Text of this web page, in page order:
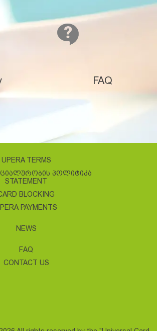
FAQ
UPERA TERMS
ᲞᲝᲚᲘᲢᲘᲙᲐ
STATEMENT
BLOCKING
PAYMENTS
NEWS
FAQ
CONTACT US